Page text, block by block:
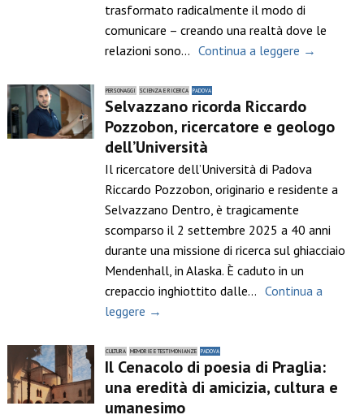
trasformato radicalmente il modo di
comunicare – creando una realtà dove le
relazioni sono… Continua a leggere →
PERSONAGGI SCIENZA E RICERCA PADOVA
Selvazzano ricorda Riccardo
Pozzobon, ricercatore e geologo
dell’Università
Il ricercatore dell’Università di Padova
Riccardo Pozzobon, originario e residente a
Selvazzano Dentro, è tragicamente
scomparso il 2 settembre 2025 a 40 anni
durante una missione di ricerca sul ghiacciaio
Mendenhall, in Alaska. È caduto in un
crepaccio inghiottito dalle… Continua a
leggere →
CULTURA MEMORIE E TESTIMONIANZE PADOVA
Il Cenacolo di poesia di Praglia:
una eredità di amicizia, cultura e
umanesimo